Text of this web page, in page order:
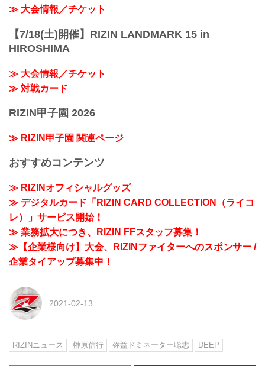
≫ 大会情報／チケット
【7/18(土)開催】RIZIN LANDMARK 15 in
HIROSHIMA
≫ 大会情報／チケット
≫ 対戦カード
RIZIN甲子園 2026
≫ RIZIN甲子園 関連ページ
おすすめコンテンツ
≫ RIZINオフィシャルグッズ
≫ デジタルカード「RIZIN CARD COLLECTION（ライコ
レ）」サービス開始！
≫ 業務拡大につき、RIZIN FFスタッフ募集！
≫【企業様向け】大会、RIZINファイターへのスポンサー /
企業タイアップ募集中！
2021-02-13
RIZINニュース 榊原信行 弥益ドミネーター聡志 DEEP